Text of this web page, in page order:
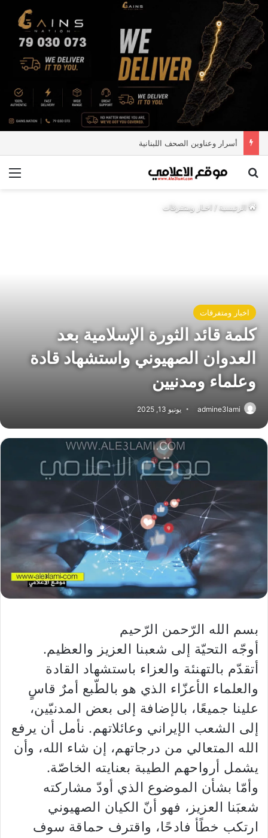
أسرار وعناوين الصحف اللبنانية
بحث عن
الرئيسية/ اخبار ومتفرقات
اخبار ومتفرقات
كلمة قائد الثورة الإسلامية بعد
العدوان الصهيوني واستشهاد قادة
وعلماء ومدنيين
admine3lami يونيو 13, 2025
بسم الله الرّحمن الرّحيم
أوجّه التحيّة إلى شعبنا العزيز والعظيم.
أتقدّم بالتهنئة والعزاء باستشهاد القادة
والعلماء الأعزّاء الذي هو بالطّبع أمرٌ قاسٍ
علينا جميعًا، بالإضافة إلى بعض المدنيّين،
إلى الشعب الإيراني وعائلاتهم. نأمل أن يرفع
الله المتعالي من درجاتهم، إن شاء الله، وأن
يشمل أرواحهم الطيبة بعنايته الخاصّة.
وأمّا بشأن الموضوع الذي أودّ مشاركته
شعبَنا العزيز، فهو أنّ الكيان الصهيوني
ارتكب خطًأ فادحًا، واقترف حماقة سوف